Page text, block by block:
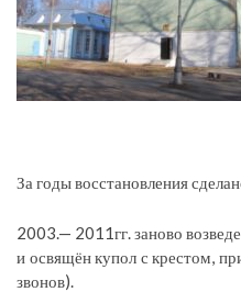
За годы восстановления
2003.— 2011гг. заново
и освящён купол с крестом,
звонов).